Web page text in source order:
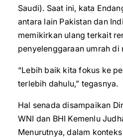
Saudi). Saat ini, kata
antara lain Pakistan dan
memikirkan ulang terkait
penyelenggaraan umrah di
“Lebih baik kita fokus ke
terlebih dahulu,” tegasnya.
Hal senada disampaikan
WNI dan BHI Kemenlu
Menurutnya, dalam